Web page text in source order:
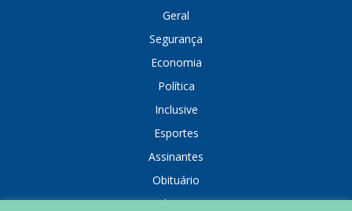
Geral
Segurança
Economia
Política
Inclusive
Esportes
Assinantes
Obituário
Colunistas